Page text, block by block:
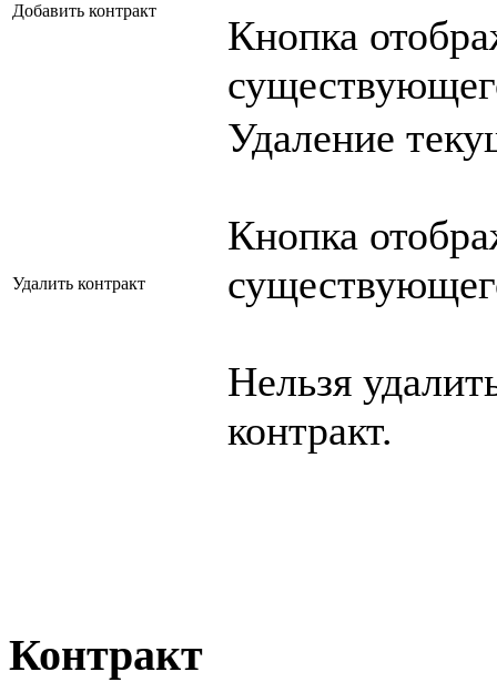
Добавить контракт
Кнопка
Удалить контракт
Удаление
Кнопка
Нельзя
контракт.
Контракт